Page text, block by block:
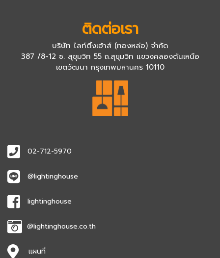
ติดต่อเรา
บริษัท ไลท์ติ้งเฮ้าส์ (ทองหล่อ) จำกัด
387 /8-12 ซ. สุขุมวิท 55 ถ.สุขุมวิท แขวงคลองตันเหนือ
เขตวัฒนา กรุงเทพมหานคร 10110
02-712-5970
@lightinghouse
lightinghouse
@lightinghouse.co.th
แผนที่